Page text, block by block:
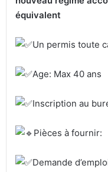
équivalent
Un permis toute
Age: Max 40 ans
Inscription au
Pièces à fournir:
Demande